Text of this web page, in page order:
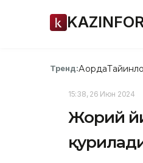
Тренд:Ақорда
15:38, 26 Июн 2024
Жорий